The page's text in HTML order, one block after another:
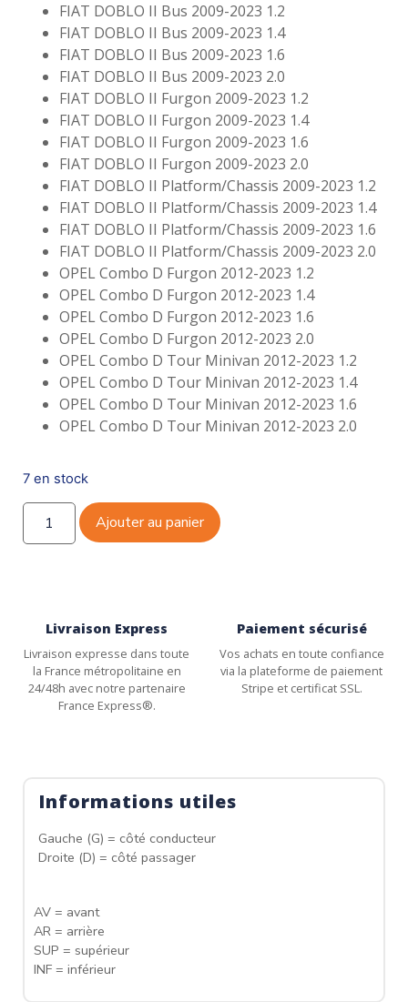
FIAT DOBLO II Bus 2009-2023 1.2
FIAT DOBLO II Bus 2009-2023 1.4
FIAT DOBLO II Bus 2009-2023 1.6
FIAT DOBLO II Bus 2009-2023 2.0
FIAT DOBLO II Furgon 2009-2023 1.2
FIAT DOBLO II Furgon 2009-2023 1.4
FIAT DOBLO II Furgon 2009-2023 1.6
FIAT DOBLO II Furgon 2009-2023 2.0
FIAT DOBLO II Platform/Chassis 2009-2023 1.2
FIAT DOBLO II Platform/Chassis 2009-2023 1.4
FIAT DOBLO II Platform/Chassis 2009-2023 1.6
FIAT DOBLO II Platform/Chassis 2009-2023 2.0
OPEL Combo D Furgon 2012-2023 1.2
OPEL Combo D Furgon 2012-2023 1.4
OPEL Combo D Furgon 2012-2023 1.6
OPEL Combo D Furgon 2012-2023 2.0
OPEL Combo D Tour Minivan 2012-2023 1.2
OPEL Combo D Tour Minivan 2012-2023 1.4
OPEL Combo D Tour Minivan 2012-2023 1.6
OPEL Combo D Tour Minivan 2012-2023 2.0
7 en stock
Ajouter au panier
Livraison Express
Livraison expresse dans toute
la France métropolitaine en
24/48h avec notre partenaire
France Express®.
Paiement sécurisé
Vos achats en toute confiance
via la plateforme de paiement
Stripe et certificat SSL.
Informations utiles
Gauche (G) = côté conducteur
Droite (D) = côté passager
AV = avant
AR = arrière
SUP = supérieur
INF = inférieur